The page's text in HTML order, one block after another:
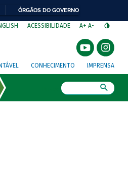
ÓRGÃOS DO GOVERNO
ACESSIBILIDADE A+ A-
CONHECIMENTO IMPRENSA